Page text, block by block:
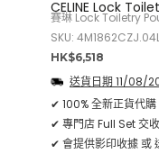
CELINE Lock
賽琳 Lock Toiletry
SKU:
正
價
格
HK$6,518
送貨日期 11/08/
✔ 100% 全新正貨代購
✔ 專門店 Full Set 交
✔ 會提供影印收據 或